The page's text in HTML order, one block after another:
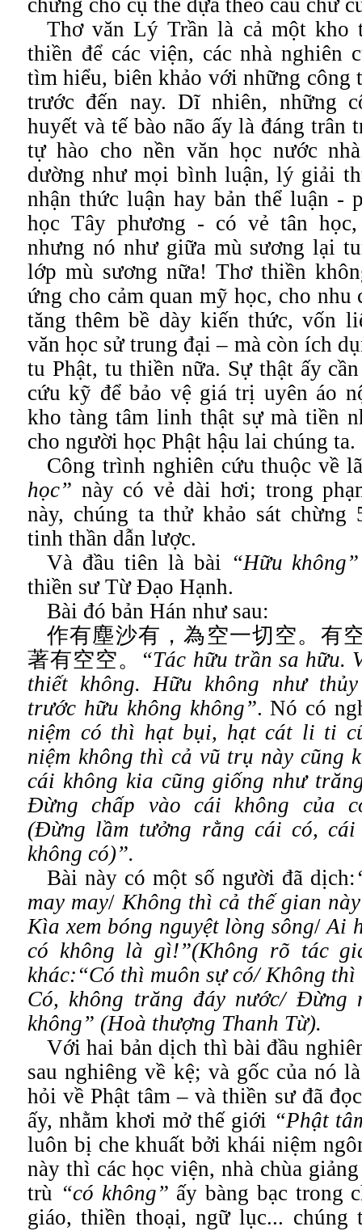
chứng cho cụ thể dựa theo câu chữ
Thơ văn Lý Trần là cả một kho
thiền để các viện, các nhà nghiên
tìm hiểu, biên khảo với những công
trước đến nay. Dĩ nhiên, những
huyết và tế bào não ấy là đáng trân
tự hào cho nền văn học nước
dường như mọi bình luận, lý giải
nhận thức luận hay bản thể luận -
học Tây phương - có vẻ tân
nhưng nó như giữa mù sương lại
lớp mù sương nữa! Thơ thiền
ứng cho cảm quan mỹ học, cho nhu
tăng thêm bề dày kiến thức, vốn
văn học sử trung đại – mà còn ích
tu Phật, tu thiền nữa. Sự thật ấy
cứu kỹ để bảo vệ giá trị uyên áo
kho tàng tâm linh thật sự mà tiền
cho người học Phật hậu lai chúng ta.
Công trình nghiên cứu thuộc về
học” này có vẻ dài hơi; trong
này, chúng ta thử khảo sát chừng
tinh thần dẫn lược.
Và đầu tiên là bài “Hữu không”
thiền sư Từ Đạo Hạnh.
Bài đó bản Hán như sau:
作有塵沙有，為空一切空。有
著有空空。
“Tác hữu trần sa hữu.
thiết không. Hữu không như
trước hữu không không”. Nó có
niệm có thì hạt bụi, hạt cát li ti
niệm không thì cả vũ trụ này cũng
cái không kia cũng giống như
Đừng chấp vào cái không của
(Đừng lầm tưởng rằng cái có,
không có)”.
Bài này có một số người đã dịch:
may may/Không thì cả thế gian
Kìa xem bóng nguyệt lòng sông/Ai
có không là gì!”(Không rõ tác
khác:“Có thì muôn sự có/ Không thì
Có, không trăng đáy nước/ Đừng
không” (Hoà thượng Thanh Từ).
Với hai bản dịch thì bài đầu
sau nghiêng về kệ; và gốc của nó
hỏi về Phật tâm – và thiền sư đã
ấy, nhằm khơi mở thế giới “Phật
luôn bị che khuất bởi khái niệm
này thì các học viện, nhà chùa
trù “có không” ấy bàng bạc trong
giáo, thiền thoại, ngữ lục... chúng